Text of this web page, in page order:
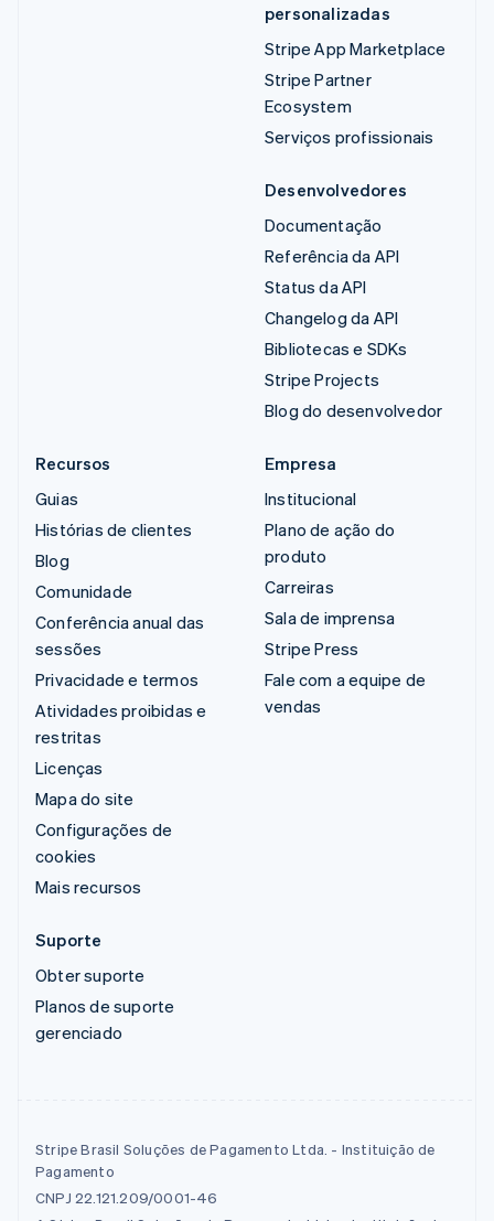
personalizadas
Stripe App Marketplace
Stripe Partner
Ecosystem
Serviços profissionais
Desenvolvedores
Documentação
Referência da API
Status da API
Changelog da API
Bibliotecas e SDKs
Stripe Projects
Blog do desenvolvedor
Recursos
Guias
Histórias de clientes
Blog
Comunidade
Conferência anual das
sessões
Privacidade e termos
Atividades proibidas e
restritas
Licenças
Mapa do site
Configurações de
cookies
Mais recursos
Empresa
Institucional
Plano de ação do
produto
Carreiras
Sala de imprensa
Stripe Press
Fale com a equipe de
vendas
Suporte
Obter suporte
Planos de suporte
gerenciado
Stripe Brasil Soluções de Pagamento Ltda. - Instituição de
Pagamento
CNPJ 22.121.209/0001-46